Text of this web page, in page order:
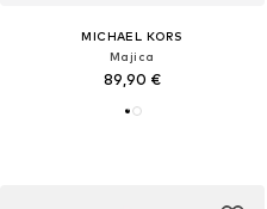
MICHAEL KORS
Majica
89,90 €